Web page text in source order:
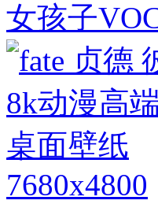
女孩子
7680x4800